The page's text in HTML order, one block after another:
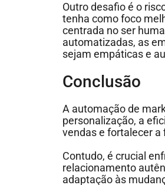
Outro desafio é o
tenha como foco
centrada no ser
automatizadas, as
sejam empáticas e
Conclusão
A automação de
personalização, a
vendas e fortalecer a
Contudo, é crucial
relacionamento
adaptação às